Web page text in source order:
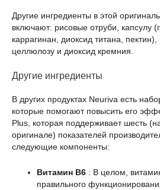
Другие ингредиенты в этой
включают: рисовые отруби, капсулу
каррагинан, диоксид титана,
целлюлозу и диоксид кремния.
Другие ингредиенты
В других продуктах Neuriva есть
которые помогают повысить его
Plus, которая поддерживает шесть
оригинале) показателей
следующие компоненты:
Витамин B6 : В целом,
правильного